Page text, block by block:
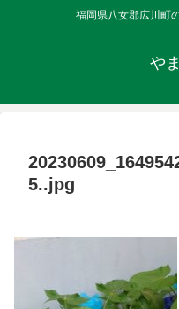
福岡県八女郡広川町
や
5..jpg